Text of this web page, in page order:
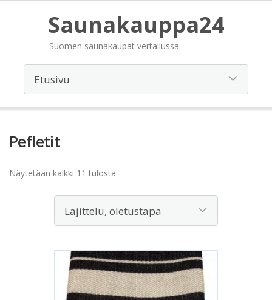
Saunakauppa24
Suomen saunakaupat vertailussa
Pefletit
Näytetään kaikki 11 tulosta